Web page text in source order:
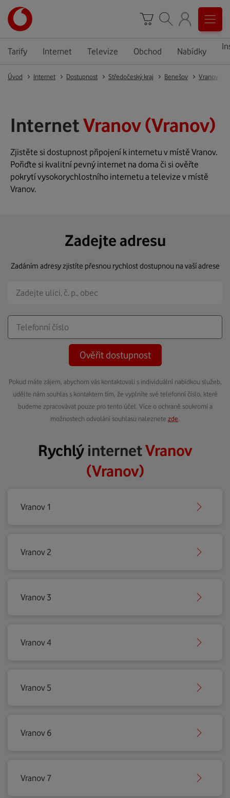
Tarify Internet Televize Obchod Nabídky
Úvod Internet Dostupnost Středočeský kraj Benešov Vranov
InternetVranov (Vranov)
Zjistěte si dostupnost připojení k internetu v místě Vranov.
Pořiďte si kvalitní pevný internet na doma či si ověřte
pokrytí vysokorychlostního internetu a televize v místě
Vranov.
Zadejte adresu
Zadáním adresy zjistíte přesnou rychlost dostupnou na vaší adrese
Ověřit dostupnost
Pokud máte zájem, abychom vás kontaktovali s individuální nabídkou služeb,
udělte nám souhlas s kontaktem tím, že vyplníte své telefonní číslo, které
budeme zpracovávat pouze pro tento účel. Více o ochraně soukromí a
možnostech odvolání souhlasu naleznete zde
RychlýinternetVranov
(Vranov)
Vranov 1
Vranov 2
Vranov 3
Vranov 4
Vranov 5
Vranov 6
Vranov 7